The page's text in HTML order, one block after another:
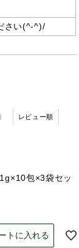
さい(^-^)/
レビュー順
包×3袋セッ
トに入れる